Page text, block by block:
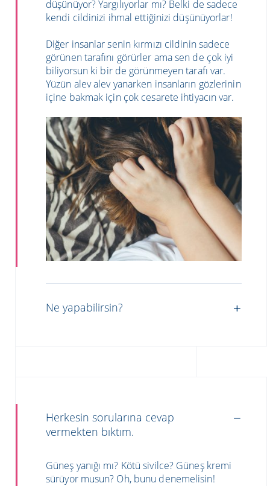
düşünüyor? Yargılıyorlar mı? Belki de sadece
kendi cildinizi ihmal ettiğinizi düşünüyorlar!
Diğer insanlar senin kırmızı cildinin sadece
görünen tarafını görürler ama sen de çok iyi
biliyorsun ki bir de görünmeyen tarafı var.
Yüzün alev alev yanarken insanların gözlerinin
içine bakmak için çok cesarete ihtiyacın var.
Ne yapabilirsin?
Herkesin sorularına cevap
vermekten bıktım.
Güneş yanığı mı? Kötü sivilce? Güneş kremi
sürüyor musun? Oh, bunu denemelisin!